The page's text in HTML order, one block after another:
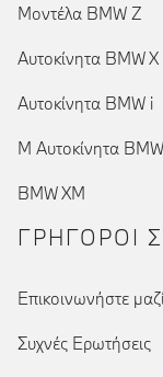
Μοντέλα BMW Z
Αυτοκίνητα BMW X
Αυτοκίνητα BMW i
Μ Αυτοκίνητα BMW
BMW XM
ΓΡΉΓΟΡΟΙ
Επικοινωνήστε
Συχνές Ερωτήσεις